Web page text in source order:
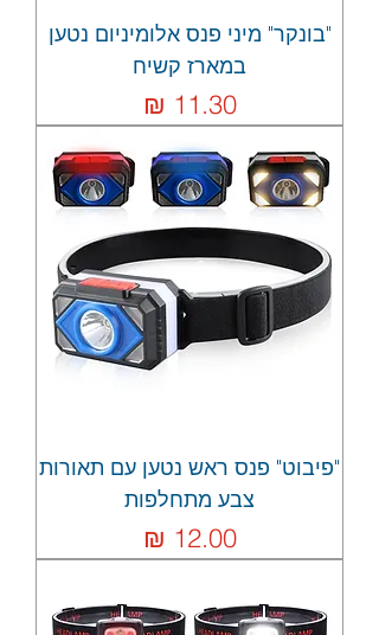
"בונקר" מיני פנס אלומיניום נטען
במארז קשיח
מחיר‏11.30 ‏₪
"פיבוט" פנס ראש נטען עם תאורות
צבע מתחלפות
מחיר‏12.00 ‏₪